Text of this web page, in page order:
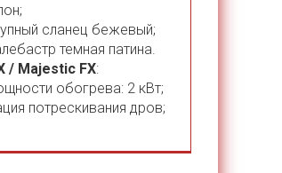
сланец бежевый;
темная патина.
/ Majestic FX:
обогрева: 2 кВт;
потрескивания дров;